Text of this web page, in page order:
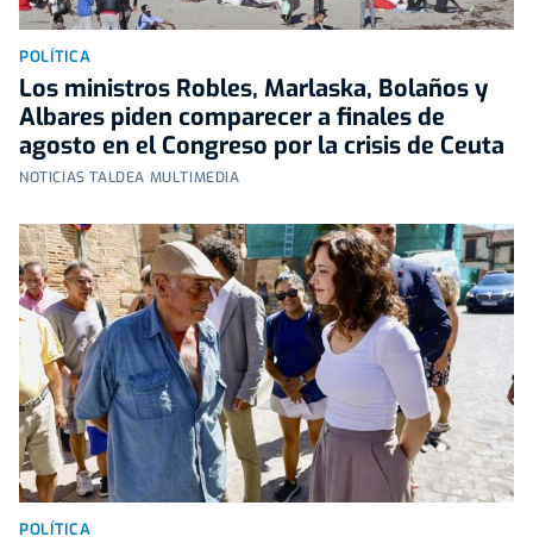
POLÍTICA
Los ministros Robles, Marlaska, Bolaños y
Albares piden comparecer a finales de
agosto en el Congreso por la crisis de Ceuta
NOTICIAS TALDEA MULTIMEDIA
POLÍTICA